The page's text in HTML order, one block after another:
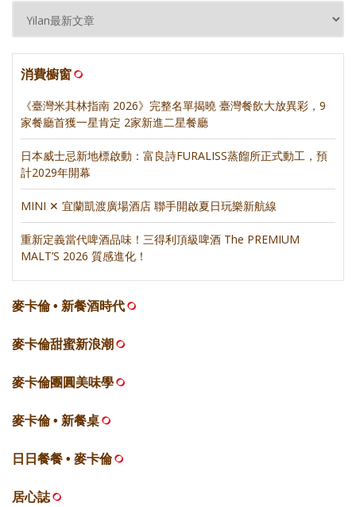
消費櫥窗
《臺灣米其林指南 2026》完整名單揭曉 臺灣餐飲大放異彩，9
家餐廳首獲一星肯定 2家新進二星餐廳
日本威士忌新地標啟動：富良詩FURALISS蒸餾所正式動工，預
計2029年開幕
MINI ✕ 宜蘭凱渡廣場酒店 聯手開啟夏日玩樂新航線
重新定義當代啤酒品味！三得利頂級啤酒 The PREMIUM
MALT’S 2026 質感進化！
麥卡倫 • 新餐酒時代
麥卡倫甜蜜新浪潮
麥卡倫團圓美味學
麥卡倫 • 新餐桌
日日餐餐 • 麥卡倫
居心誌